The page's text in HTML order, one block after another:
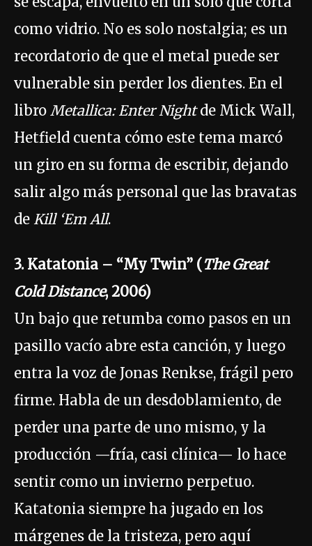
como vidrio. No es solo nostalgia; es un
recordatorio de que el metal puede ser
vulnerable sin perder los dientes. En el
libro Metallica: Enter Nightde Mick Wall,
Hetfield cuenta cómo este tema marcó
un giro en su forma de escribir, dejando
salir algo más personal que las bravatas
de Kill ‘Em All.
3. Katatonia – “My Twin” (The Great
Cold Distance, 2006)
Un bajo que retumba como pasos en un
pasillo vacío abre esta canción, y luego
entra la voz de Jonas Renkse, frágil pero
firme. Habla de un desdoblamiento, de
perder una parte de uno mismo, y la
producción —fría, casi clínica— lo hace
sentir como un invierno perpetuo.
Katatonia siempre ha jugado en los
márgenes de la tristeza, pero aquí